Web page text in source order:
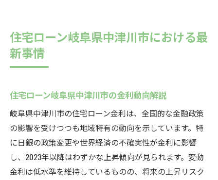
住宅ローン岐阜県中津川市における最
新事情
住宅ローン岐阜県中津川市の金利動向解説
岐阜県中津川市の住宅ローン金利は、全国的な金融政策
の影響を受けつつも地域特有の動向を示しています。特
に日銀の政策変更や世界経済の不確実性が金利に影響
し、2023年以降はわずかな上昇傾向が見られます。変動
金利は低水準を維持しているものの、将来の上昇リスク